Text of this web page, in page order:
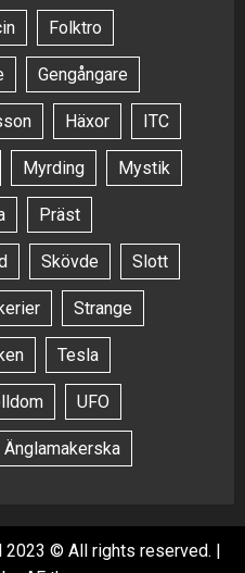
Folktro
Gengångare
Häxor ITC
Myrding Mystik
Präst
Skövde Slott
Strange
Tesla
UFO
Änglamakerska
2023 © All rights reserved. |